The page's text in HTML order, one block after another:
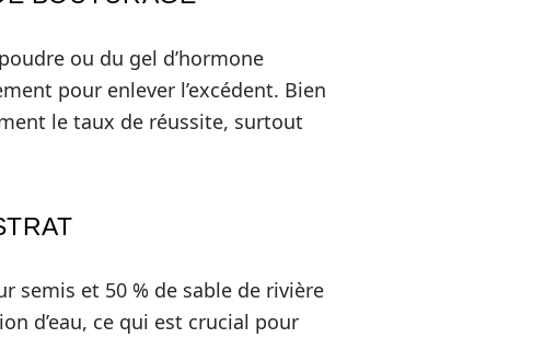
ou du gel d’hormone
pour enlever l’excédent. Bien
le taux de réussite, surtout
semis et 50 % de sable de rivière
d’eau, ce qui est crucial pour